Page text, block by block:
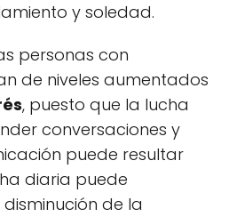
y soledad.
personas con
de niveles aumentados
, puesto que la lucha
conversaciones y
puede resultar
diaria puede
de la